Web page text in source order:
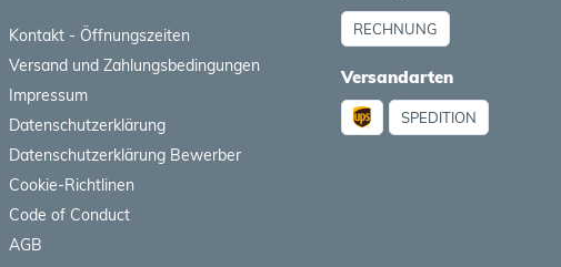
Kontakt - Öffnungszeiten
Versand und Zahlungsbedingungen
Impressum
Datenschutzerklärung
Datenschutzerklärung Bewerber
Cookie-Richtlinen
Code of Conduct
AGB
RECHNUNG
Versandarten
SPEDITION